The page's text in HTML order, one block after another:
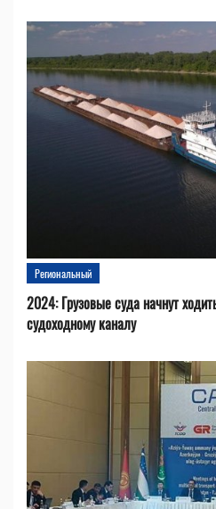
Региональный
2024: Грузовые суда начнут
судоходному каналу